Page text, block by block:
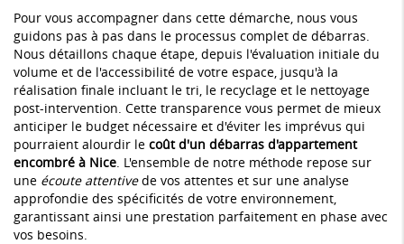
Pour vous accompagner dans cette démarche, nous vous
guidons pas à pas dans le processus complet de débarras.
Nous détaillons chaque étape, depuis l'évaluation initiale du
volume et de l'accessibilité de votre espace, jusqu'à la
réalisation finale incluant le tri, le recyclage et le nettoyage
post-intervention. Cette transparence vous permet de mieux
anticiper le budget nécessaire et d'éviter les imprévus qui
pourraient alourdir le coût d'un débarras d'appartement
encombré à Nice . L'ensemble de notre méthode repose sur
une écoute attentivede vos attentes et sur une analyse
approfondie des spécificités de votre environnement,
garantissant ainsi une prestation parfaitement en phase avec
vos besoins.